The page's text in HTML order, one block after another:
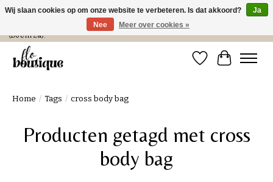
Verzending in NL € 4,99 en gratis bij een bestelling > € 100 of afhalen in de winkel
(Do t/m Za).
Verlanglijst
Home / Tags / cross body bag
Producten getagd met cross
body bag
Wij slaan cookies op om onze website te verbeteren. Is dat akkoord?
Ja
Nee
Meer over cookies »